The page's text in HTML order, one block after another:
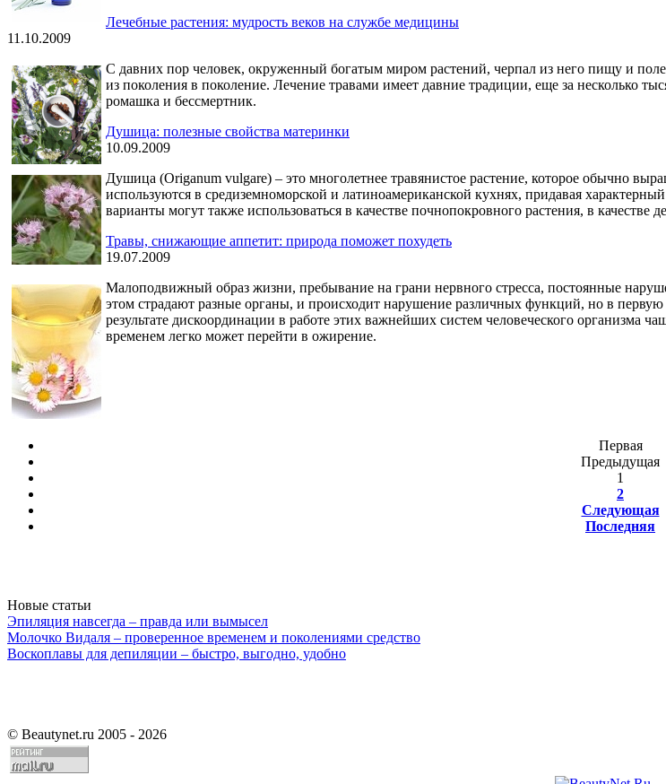
Лечебные растения: мудрость веков на службе медицины
11.10.2009
С давних пор человек, окруженный богатым миром растений, черпал из него пищу и
из поколения в поколение. Лечение травами имеет давние традиции, еще за несколько
ромашка и бессмертник.
Душица: полезные свойства материнки
10.09.2009
Душица (Origanum vulgare) – это многолетнее травянистое растение, которое обычно
используются в средиземноморской и латиноамериканской кухнях, придавая
варианты могут также использоваться в качестве почнопокровного растения, в
Травы, снижающие аппетит: природа поможет похудеть
19.07.2009
Малоподвижный образ жизни, пребывание на грани нервного стресса, постоянные
этом страдают разные органы, и происходит нарушение различных функций, но в
результате дискоординации в работе этих важнейших систем человеческого организма
временем легко может перейти в ожирение.
Первая
Предыдущая
1
2
Следующая
Последняя
Новые статьи
Эпиляция навсегда – правда или вымысел
Молочко Видаля – проверенное временем и поколениями средство
Воскоплавы для депиляции – быстро, выгодно, удобно
© Beautynet.ru 2005 - 2026